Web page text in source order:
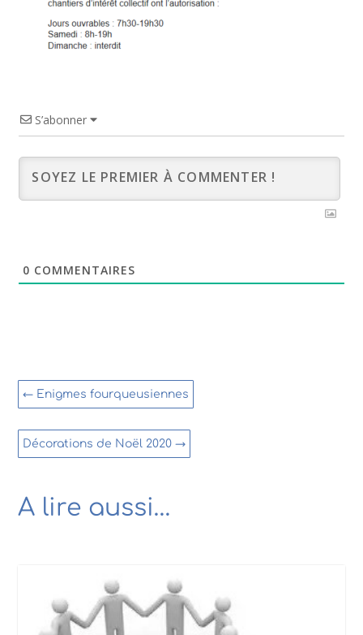
S’abonner
0 COMMENTAIRES
← Enigmes fourqueusiennes
Décorations de Noël 2020 →
A lire aussi…